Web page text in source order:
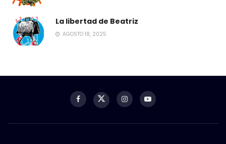
La libertad de Beatriz
AGOSTO 18, 2025